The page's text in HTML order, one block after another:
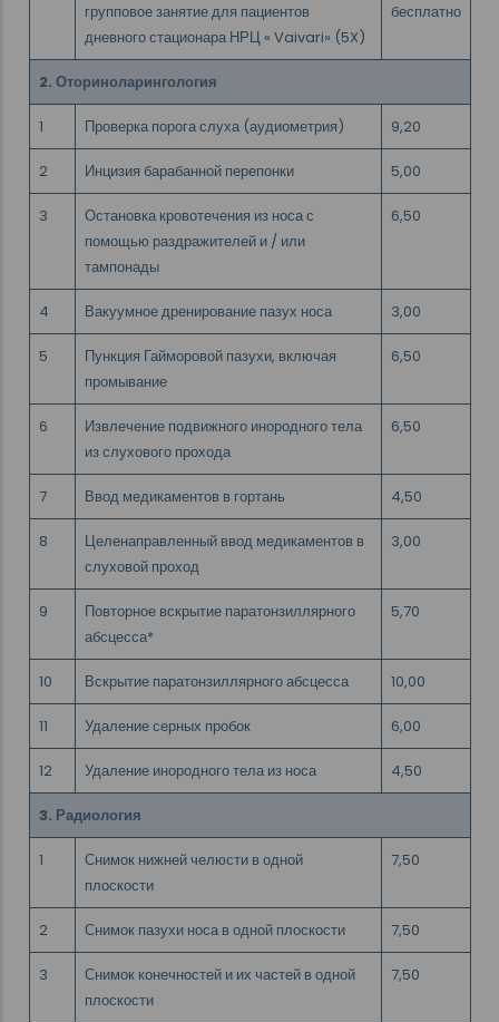
групповое занятие для пациентов
дневного стационара НРЦ « Vaivari» (5X)
бесплатно
2. Оториноларингология
1 Проверка порога слуха (аудиометрия) 9,20
2 Инцизия барабанной перепонки 5,00
3
Остановка кровотечения из носа с
помощью раздражителей и / или
тампонады
6,50
4 Вакуумное дренирование пазух носа 3,00
5
Пункция Гайморовой пазухи, включая
промывание
6,50
6
Извлечение подвижного инородного тела
из слухового прохода
6,50
7 Ввод медикаментов в гортань 4,50
8
Целенаправленный ввод медикаментов в
слуховой проход
3,00
9
Повторное вскрытие паратонзиллярного
абсцесса*
5,70
10 Вскрытие паратонзиллярного абсцесса 10,00
11 Удаление серных пробок 6,00
12 Удаление инородного тела из носа 4,50
3. Радиология
1
Снимок нижней челюсти в одной
плоскости
7,50
2 Снимок пазухи носа в одной плоскости 7,50
3
Снимок конечностей и их частей в одной
плоскости
7,50